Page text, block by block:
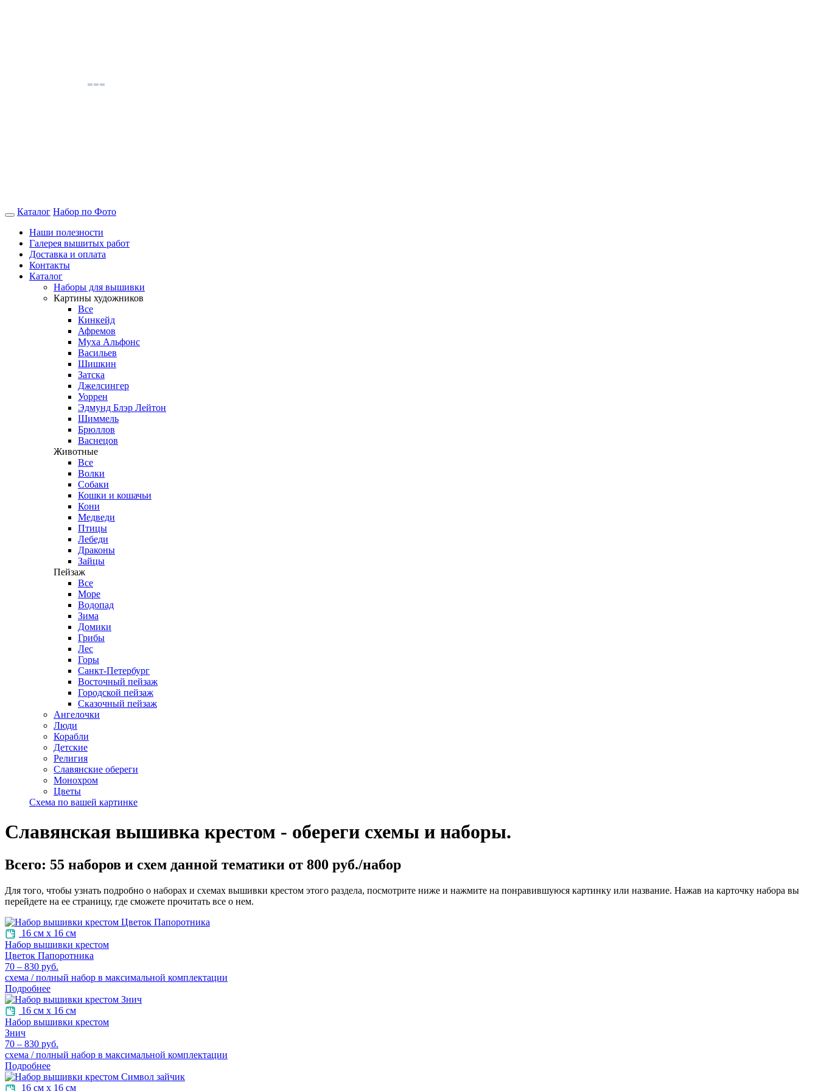
Каталог Набор по Фото
Наши полезности
Галерея вышитых работ
Доставка и оплата
Контакты
Каталог
Наборы для вышивки
Картины художников
Все
Кинкейд
Афремов
Муха Альфонс
Васильев
Шишкин
Затска
Джелсингер
Уоррен
Эдмунд Блэр Лейтон
Шиммель
Брюллов
Васнецов
Животные
Все
Волки
Собаки
Кошки и кошачьи
Кони
Медведи
Птицы
Лебеди
Драконы
Зайцы
Пейзаж
Все
Море
Водопад
Зима
Домики
Грибы
Лес
Горы
Санкт-Петербург
Восточный пейзаж
Городской пейзаж
Сказочный пейзаж
Ангелочки
Люди
Корабли
Детские
Религия
Славянские обереги
Монохром
Цветы
Схема по вашей картинке
Славянская вышивка крестом - обереги схемы и наборы.
Всего: 55 наборов и схем данной тематики от 800 руб./набор
Для того, чтобы узнать подробно о наборах и схемах вышивки крестом этого раздела, посмотрите ниже и нажмите на понравившуюся картинку или название. Нажав на карточку набора вы
перейдете на ее страницу, где сможете прочитать все о нем.
16 см х 16 см
Набор вышивки крестом
Цветок Папоротника
70 – 830 руб.
схема / полный набор в максимальной комплектации
Подробнее
16 см х 16 см
Набор вышивки крестом
Знич
70 – 830 руб.
схема / полный набор в максимальной комплектации
Подробнее
16 см х 16 см